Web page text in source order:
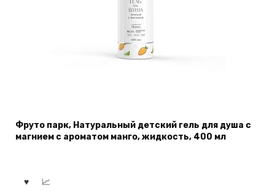
Фруто парк, Натуральный детский гель для душа с
магнием с ароматом манго, жидкость, 400 мл